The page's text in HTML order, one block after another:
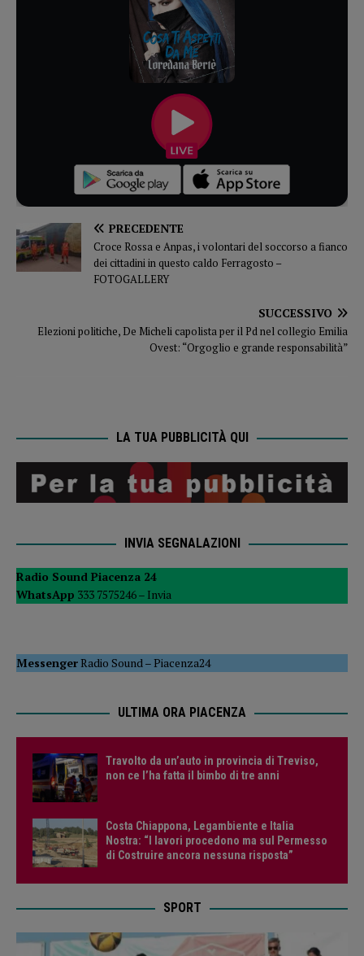
PRECEDENTE
Croce Rossa e Anpas, i volontari del soccorso a fianco
dei cittadini in questo caldo Ferragosto –
FOTOGALLERY
SUCCESSIVO
Elezioni politiche, De Micheli capolista per il Pd nel collegio Emilia
Ovest: “Orgoglio e grande responsabilità”
LA TUA PUBBLICITÀ QUI
INVIA SEGNALAZIONI
Radio Sound Piacenza 24
WhatsApp 333 7575246 – Invia
MessengerRadio Sound–Piacenza24
ULTIMA ORA PIACENZA
Travolto da un’auto in provincia di Treviso,
non ce l’ha fatta il bimbo di tre anni
Costa Chiappona, Legambiente e Italia
Nostra: “I lavori procedono ma sul Permesso
di Costruire ancora nessuna risposta”
SPORT